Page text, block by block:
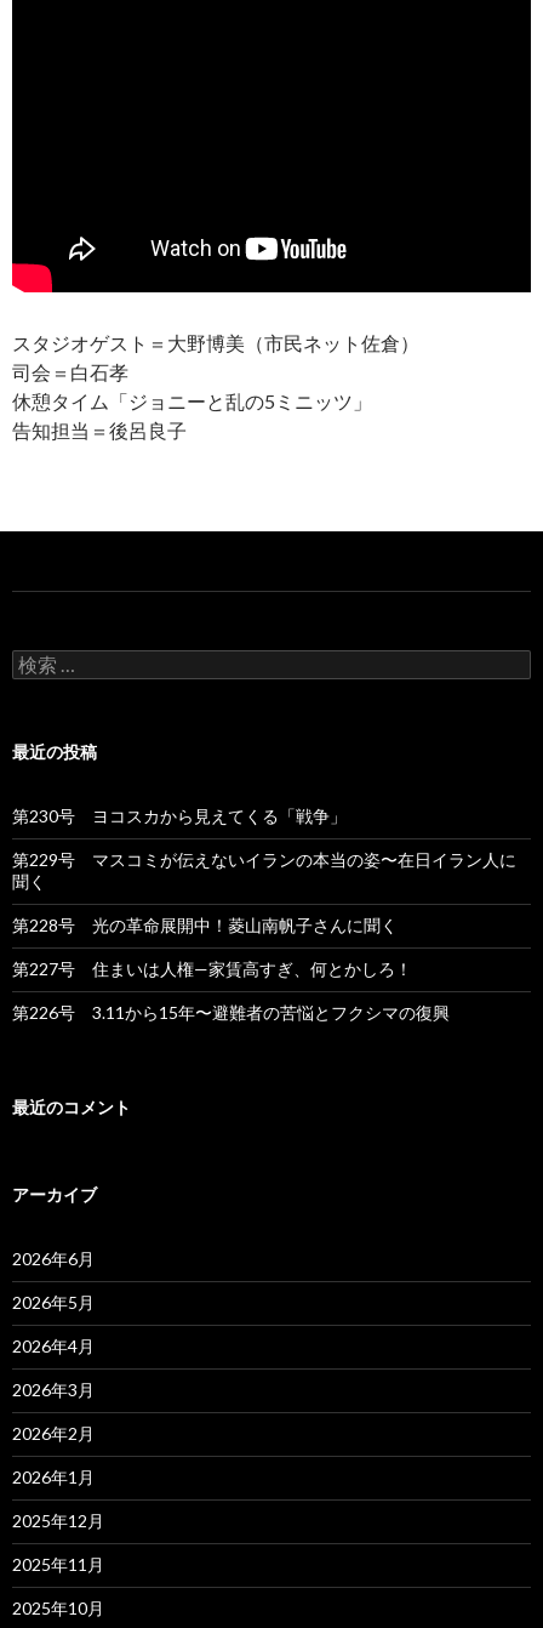
スタジオゲスト＝大野博美（市民ネット佐倉）
司会＝白石孝
休憩タイム「ジョニーと乱の5ミニッツ」
告知担当＝後呂良子
検
索
最近の投稿
第230号 ヨコスカから見えてくる「戦争」
第229号 マスコミが伝えないイランの本当の姿〜在日イラン人に
聞く
第228号 光の革命展開中！菱山南帆子さんに聞く
第227号 住まいは人権—家賃高すぎ、何とかしろ！
第226号 3.11から15年〜避難者の苦悩とフクシマの復興
最近のコメント
アーカイブ
2026年6月
2026年5月
2026年4月
2026年3月
2026年2月
2026年1月
2025年12月
2025年11月
2025年10月